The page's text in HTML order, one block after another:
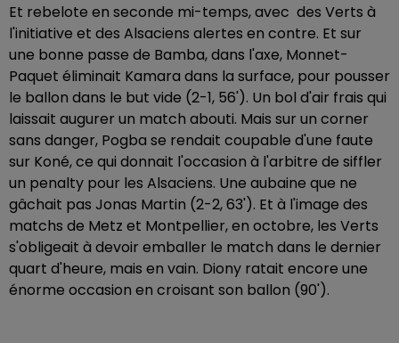
Et rebelote en seconde mi-temps, avec des Verts à
l'initiative et des Alsaciens alertes en contre. Et sur
une bonne passe de Bamba, dans l'axe, Monnet-
Paquet éliminait Kamara dans la surface, pour pousser
le ballon dans le but vide (2-1, 56'). Un bol d'air frais qui
laissait augurer un match abouti. Mais sur un corner
sans danger, Pogba se rendait coupable d'une faute
sur Koné, ce qui donnait l'occasion à l'arbitre de siffler
un penalty pour les Alsaciens. Une aubaine que ne
gâchait pas Jonas Martin (2-2, 63'). Et à l'image des
matchs de Metz et Montpellier, en octobre, les Verts
s'obligeait à devoir emballer le match dans le dernier
quart d'heure, mais en vain. Diony ratait encore une
énorme occasion en croisant son ballon (90').